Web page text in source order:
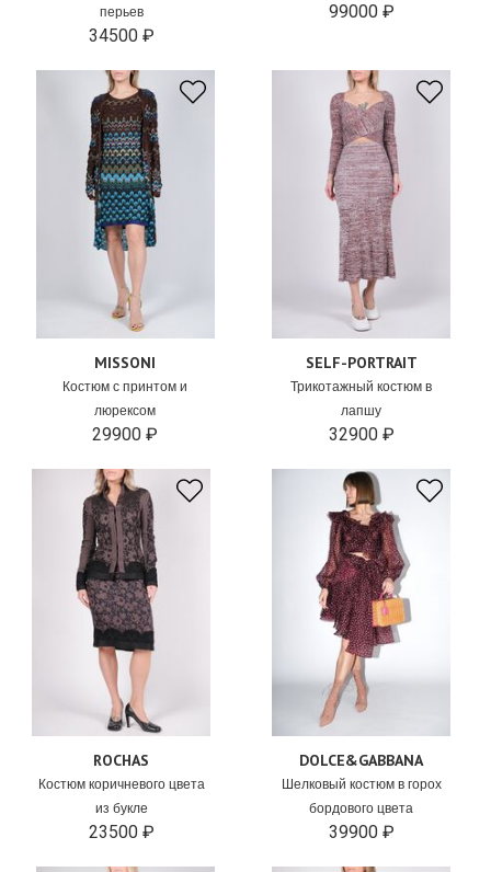
перьев
34500 ₽
99000 ₽
MISSONI
Костюм с принтом и
люрексом
29900 ₽
SELF-PORTRAIT
Трикотажный костюм в
лапшу
32900 ₽
ROCHAS
Костюм коричневого цвета
из букле
23500 ₽
DOLCE&GABBANA
Шелковый костюм в горох
бордового цвета
39900 ₽